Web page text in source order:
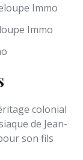
Immo
Immo
colonial
de Jean-
son fils